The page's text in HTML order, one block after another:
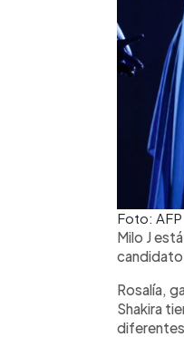
Foto: AFP
Milo J
candidato
Rosalía,
Shakira
diferentes